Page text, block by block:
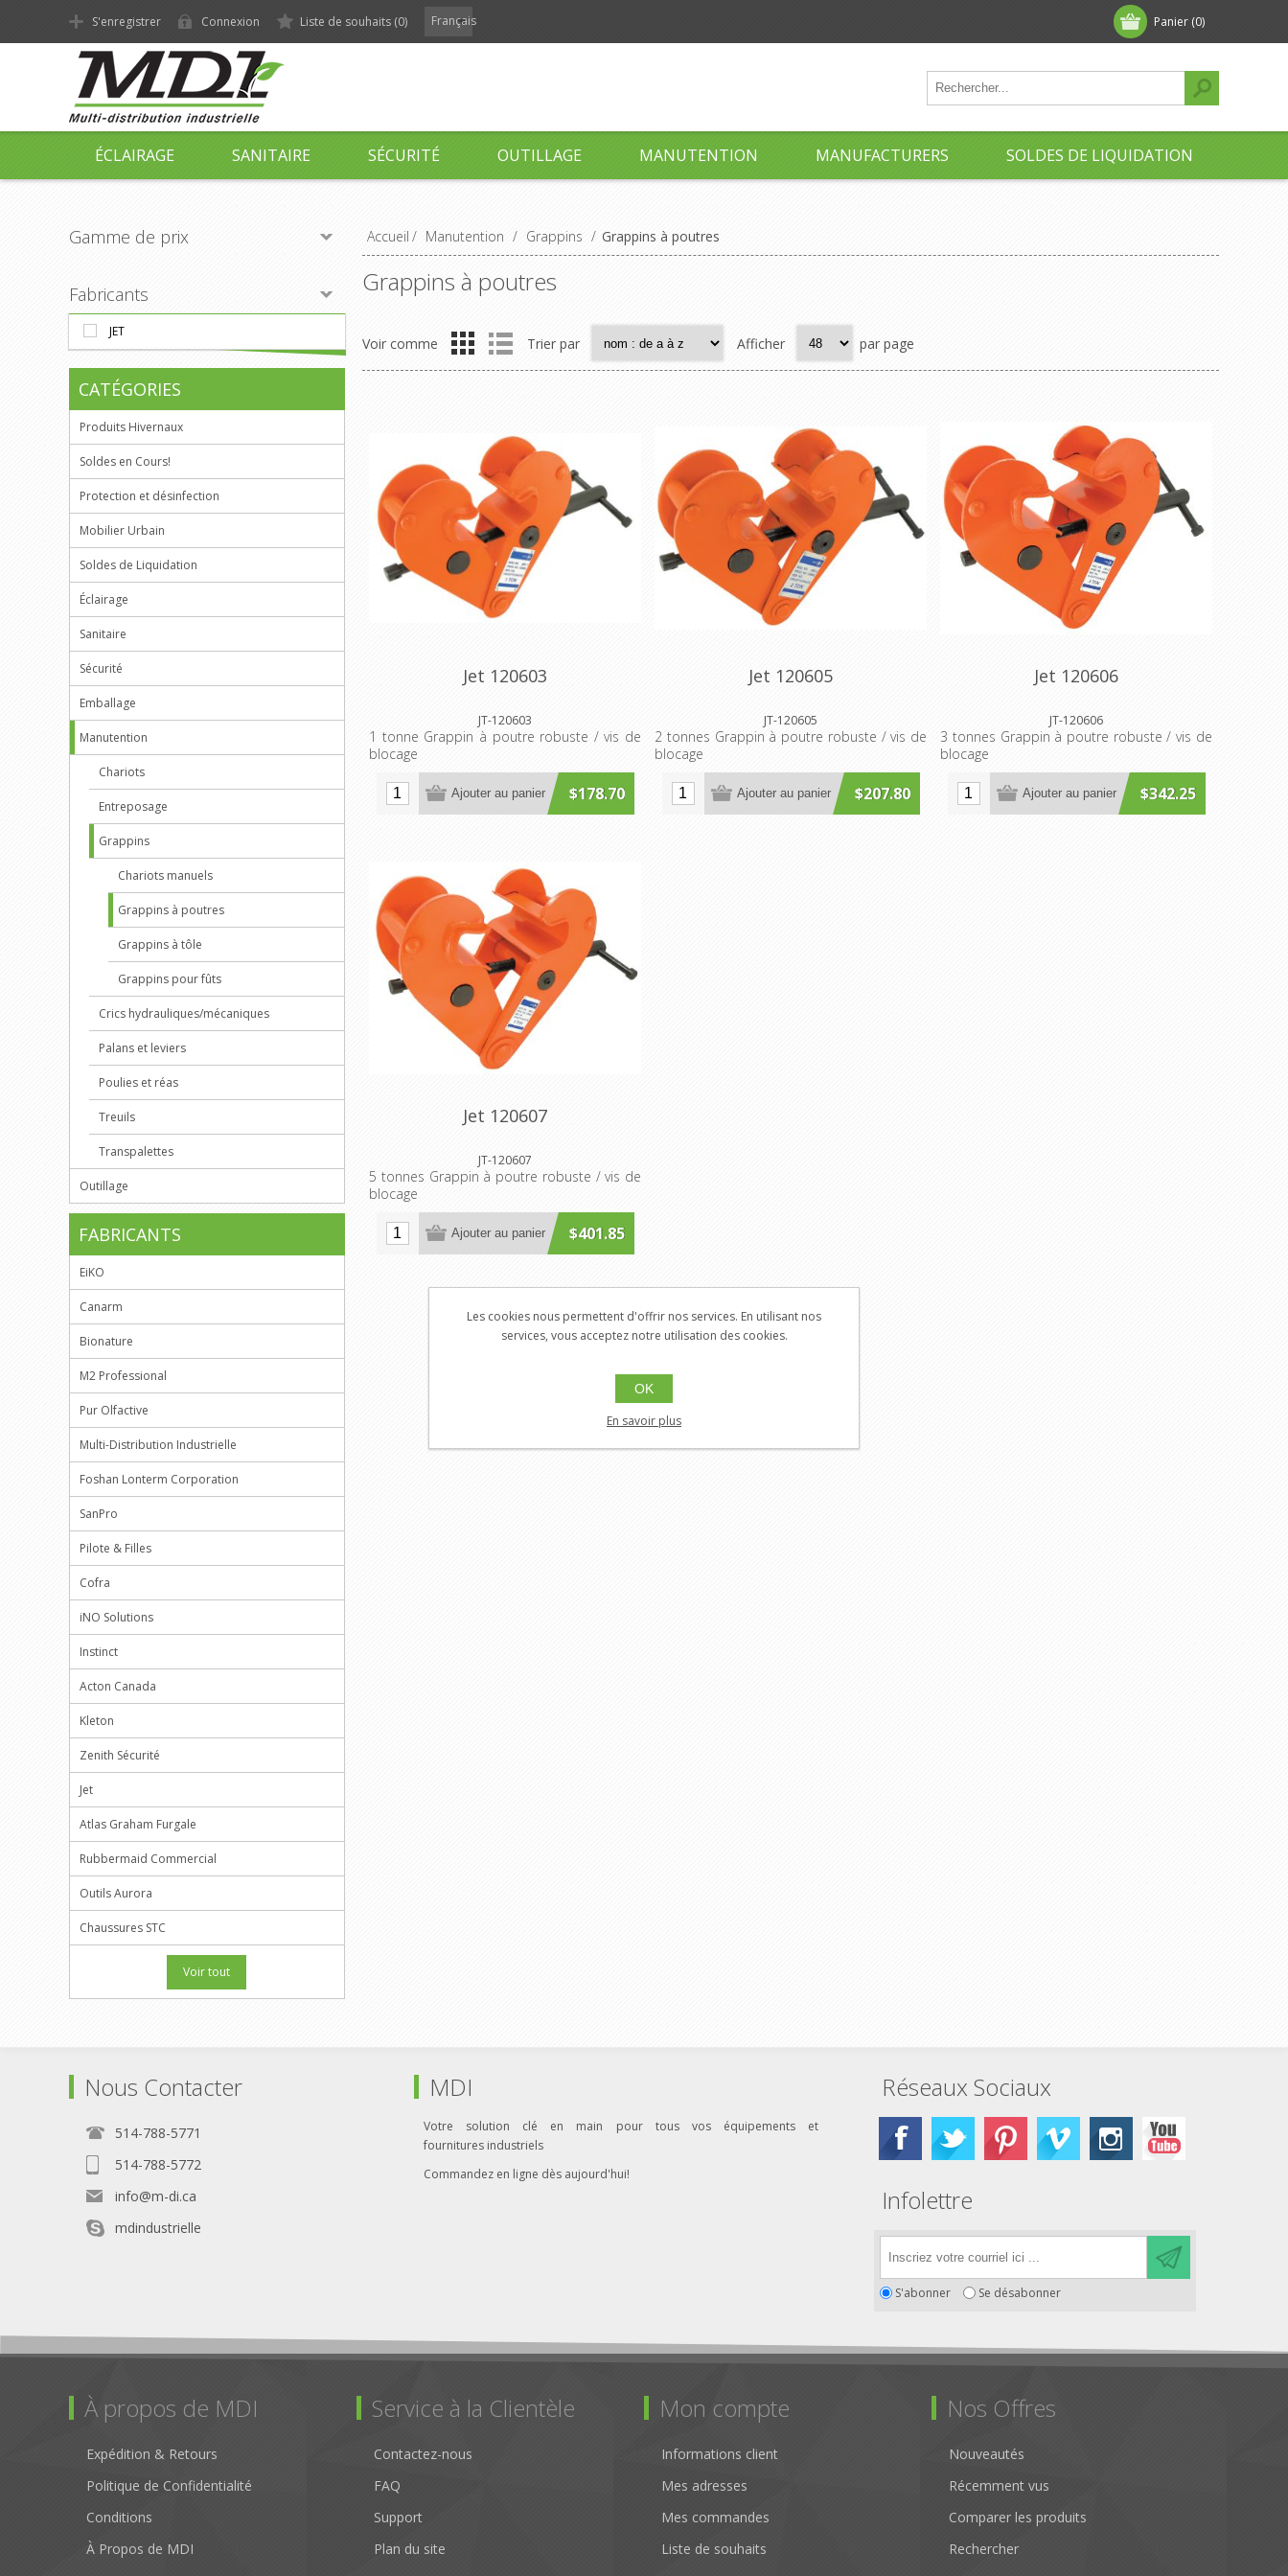
Panier (0)
S'enregistrer Connexion Liste de souhaits (0) Français
ÉCLAIRAGE SANITAIRE SÉCURITÉ OUTILLAGE MANUTENTION MANUFACTURERS SOLDES DE LIQUIDATION
Accueil / Manutention / Grappins / Grappins à poutres
Grappins à poutres
Voir comme Trier par Afficher par page
Jet 120603
JT-120603
1 tonne Grappin à poutre robuste / vis de
blocage
$178.70
Ajouter au panier
Jet 120605
JT-120605
2 tonnes Grappin à poutre robuste / vis de
blocage
$207.80
Ajouter au panier
Jet 120606
JT-120606
3 tonnes Grappin à poutre robuste / vis de
blocage
$342.25
Ajouter au panier
Jet 120607
JT-120607
5 tonnes Grappin à poutre robuste / vis de
blocage
$401.85
Ajouter au panier
Gamme de prix
Fabricants
JET
CATÉGORIES
Produits Hivernaux
Soldes en Cours!
Protection et désinfection
Mobilier Urbain
Soldes de Liquidation
Éclairage
Sanitaire
Sécurité
Emballage
Manutention
Chariots
Entreposage
Grappins
Chariots manuels
Grappins à poutres
Grappins à tôle
Grappins pour fûts
Crics hydrauliques/mécaniques
Palans et leviers
Poulies et réas
Treuils
Transpalettes
Outillage
FABRICANTS
EiKO
Canarm
Bionature
M2 Professional
Pur Olfactive
Multi-Distribution Industrielle
Foshan Lonterm Corporation
SanPro
Pilote & Filles
Cofra
iNO Solutions
Instinct
Acton Canada
Kleton
Zenith Sécurité
Jet
Atlas Graham Furgale
Rubbermaid Commercial
Outils Aurora
Chaussures STC
Voir tout
Nous Contacter
514-788-5771
514-788-5772
info@m-di.ca
mdindustrielle
MDI
Votre solution clé en main pour tous vos équipements et
fournitures industriels
Commandez en ligne dès aujourd'hui!
Réseaux Sociaux
Infolettre
S'abonner Se désabonner
À propos de MDI
Expédition & Retours
Politique de Confidentialité
Conditions
À Propos de MDI
Service à la Clientèle
Contactez-nous
FAQ
Support
Plan du site
Mon compte
Informations client
Mes adresses
Mes commandes
Liste de souhaits
Nos Offres
Nouveautés
Récemment vus
Comparer les produits
Rechercher
Les cookies nous permettent d'offrir nos services. En utilisant nos
services, vous acceptez notre utilisation des cookies.
OK
En savoir plus